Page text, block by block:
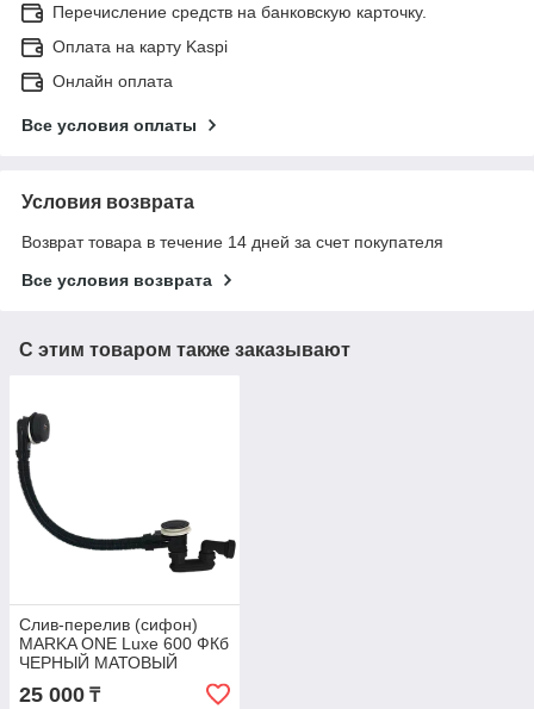
Перечисление средств на банковскую карточку.
Оплата на карту Kaspi
Онлайн оплата
Все условия оплаты
Условия возврата
Возврат товара в течение 14 дней за счет покупателя
Все условия возврата
С этим товаром также заказывают
Слив-перелив (сифон)
MARKA ONE Luxe 600 ФКб
ЧЕРНЫЙ МАТОВЫЙ
25 000 ₸